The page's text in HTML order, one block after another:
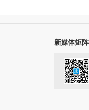
新媒体矩阵